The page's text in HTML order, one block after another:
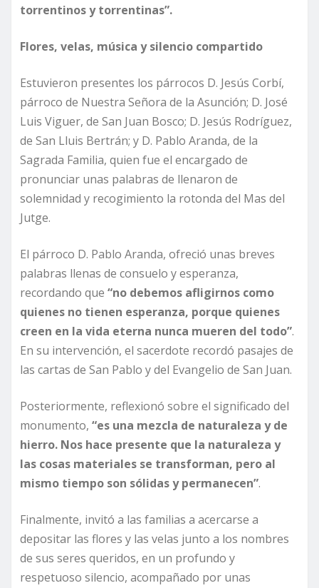
torrentinos y torrentinas”.
Flores, velas, música y silencio compartido
Estuvieron presentes los párrocos D. Jesús Corbí,
párroco de Nuestra Señora de la Asunción; D. José
Luis Viguer, de San Juan Bosco; D. Jesús Rodríguez,
de San Lluis Bertrán; y D. Pablo Aranda, de la
Sagrada Familia, quien fue el encargado de
pronunciar unas palabras de llenaron de
solemnidad y recogimiento la rotonda del Mas del
Jutge.
El párroco D. Pablo Aranda, ofreció unas breves
palabras llenas de consuelo y esperanza,
recordando que “no debemos afligirnos como
quienes no tienen esperanza, porque quienes
creen en la vida eterna nunca mueren del todo”.
En su intervención, el sacerdote recordó pasajes de
las cartas de San Pablo y del Evangelio de San Juan.
Posteriormente, reflexionó sobre el significado del
monumento, “es una mezcla de naturaleza y de
hierro. Nos hace presente que la naturaleza y
las cosas materiales se transforman, pero al
mismo tiempo son sólidas y permanecen”.
Finalmente, invitó a las familias a acercarse a
depositar las flores y las velas junto a los nombres
de sus seres queridos, en un profundo y
respetuoso silencio, acompañado por unas